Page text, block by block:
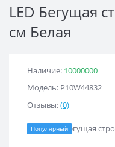
LED Бегущая
см Белая
Наличие: 10000000
Модель: Р10W44832
Отзывы:(0)
Популярный